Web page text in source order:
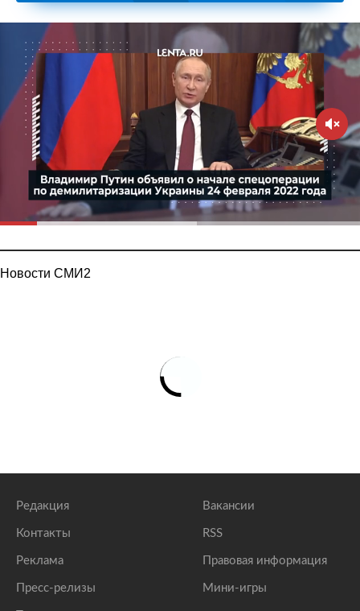
Новости СМИ2
Редакция
Контакты
Реклама
Пресс-релизы
Вакансии
RSS
Правовая информация
Мини-игры